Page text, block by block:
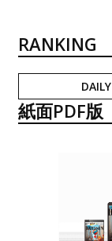
RANKING
DAILY
紙面PDF版